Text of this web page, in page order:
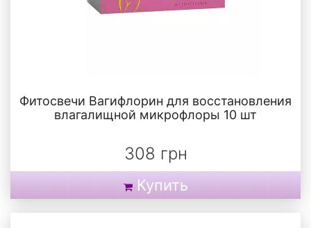
Фитосвечи Вагифлорин для восстановления
влагалищной микрофлоры 10 шт
308 грн
Купить